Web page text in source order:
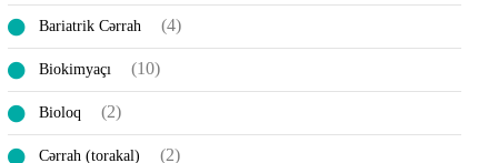
Bariatrik Cərrah (4)
Biokimyaçı (10)
Bioloq (2)
Cərrah (torakal) (2)